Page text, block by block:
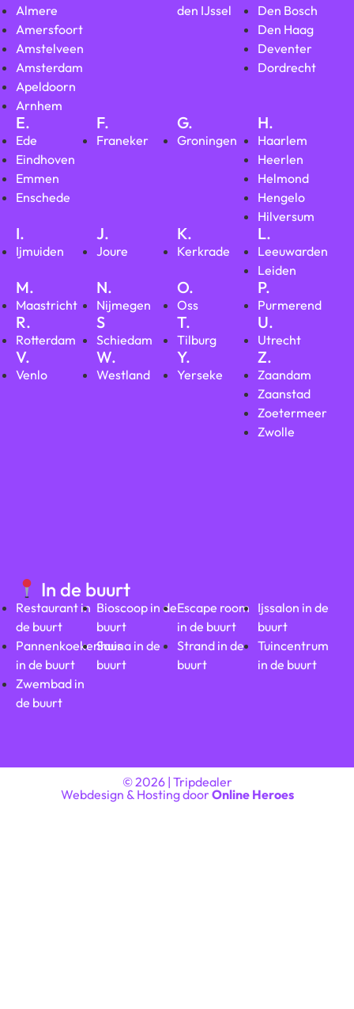
Almere
Amersfoort
Amstelveen
Amsterdam
Apeldoorn
Arnhem
den IJssel
Den Bosch
Den Haag
Deventer
Dordrecht
E.
Ede
Eindhoven
Emmen
Enschede
F.
Franeker
G.
Groningen
H.
Haarlem
Heerlen
Helmond
Hengelo
Hilversum
I.
Ijmuiden
J.
Joure
K.
Kerkrade
L.
Leeuwarden
Leiden
M.
Maastricht
N.
Nijmegen
O.
Oss
P.
Purmerend
R.
Rotterdam
S
Schiedam
T.
Tilburg
U.
Utrecht
V.
Venlo
W.
Westland
Y.
Yerseke
Z.
Zaandam
Zaanstad
Zoetermeer
Zwolle
In de buurt
Restaurant in
de buurt
Pannenkoekenhuis
in de buurt
Zwembad in
de buurt
Bioscoop in de
buurt
Sauna in de
buurt
Escape room
in de buurt
Strand in de
buurt
Ijssalon in de
buurt
Tuincentrum
in de buurt
© 2026 | Tripdealer
Webdesign & Hosting doorOnline Heroes